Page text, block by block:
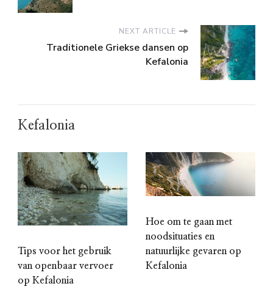
NEXT ARTICLE
Traditionele Griekse dansen op
Kefalonia
Kefalonia
Tips voor het gebruik
van openbaar vervoer
op Kefalonia
Hoe om te gaan met
noodsituaties en
natuurlijke gevaren op
Kefalonia